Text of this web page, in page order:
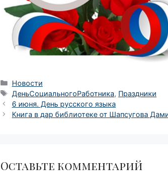
Рубрики
Новости
Метки
ДеньСоциальногоРаботника, Праздники
Навигация
записи
6 июня. День русского языка
Книга в дар библиотеке от Шапсугова
Оставьте комментарий